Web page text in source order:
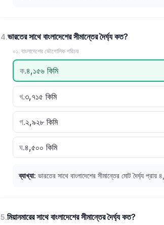
4.ভারতের সাথে বাংলাদেশের সীমান্তের দৈর্ঘ্য কত?
০১. বাংলাদেশের ভৌগোলিক পরিচয়
ক.৪,১৫৬ কিমি
খ.৩,৭১৫ কিমি
গ.২,৯২৮ কিমি
ঘ.৪,৫০০ কিমি
ব্যাখ্যা: ভারতের সাথে বাংলাদেশের সীমান্তের মোট দৈর্ঘ্য
5.মিয়ানমারের সাথে বাংলাদেশের সীমান্তের দৈর্ঘ্য কত?